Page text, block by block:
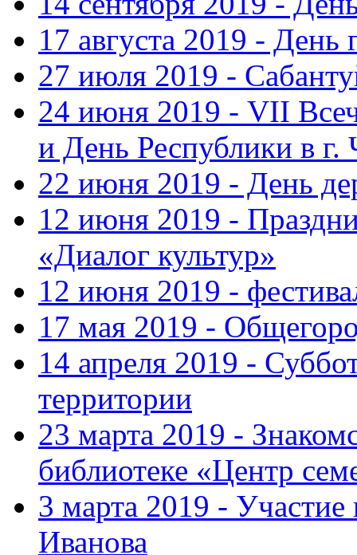
17 августа 2019 -
27 июля 2019 -
24 июня 2019 - VII
и День Республики в г.
22 июня 2019 - День
12 июня 2019 -
«Диалог культур»
12 июня 2019 -
17 мая 2019 -
14 апреля 2019 -
территории
23 марта 2019 -
библиотеке «Центр
3 марта 2019 -
Иванова